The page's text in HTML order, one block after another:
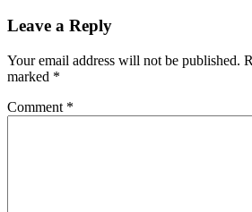
Leave a Reply
Your email address will not be published.
marked *
Comment *